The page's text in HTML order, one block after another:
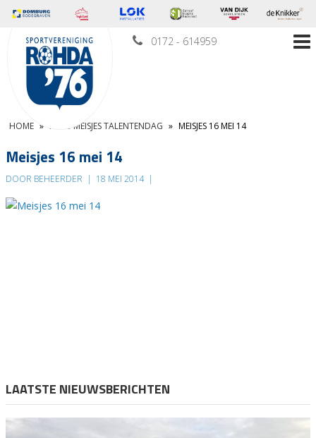
0172 - 614959
HOME » KNVB MEISJES TALENTENDAG » MEISJES 16 MEI 14
Meisjes 16 mei 14
DOOR BEHEERDER | 18 MEI 2014 |
LAATSTE NIEUWSBERICHTEN